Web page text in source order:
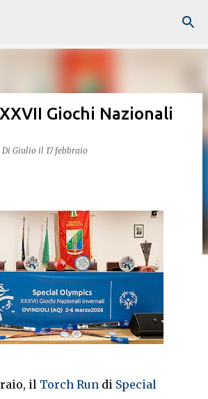
ai contenuti principali
Giochi Nazionali
Di Giulio il 17 febbraio
il Torch Run di Special